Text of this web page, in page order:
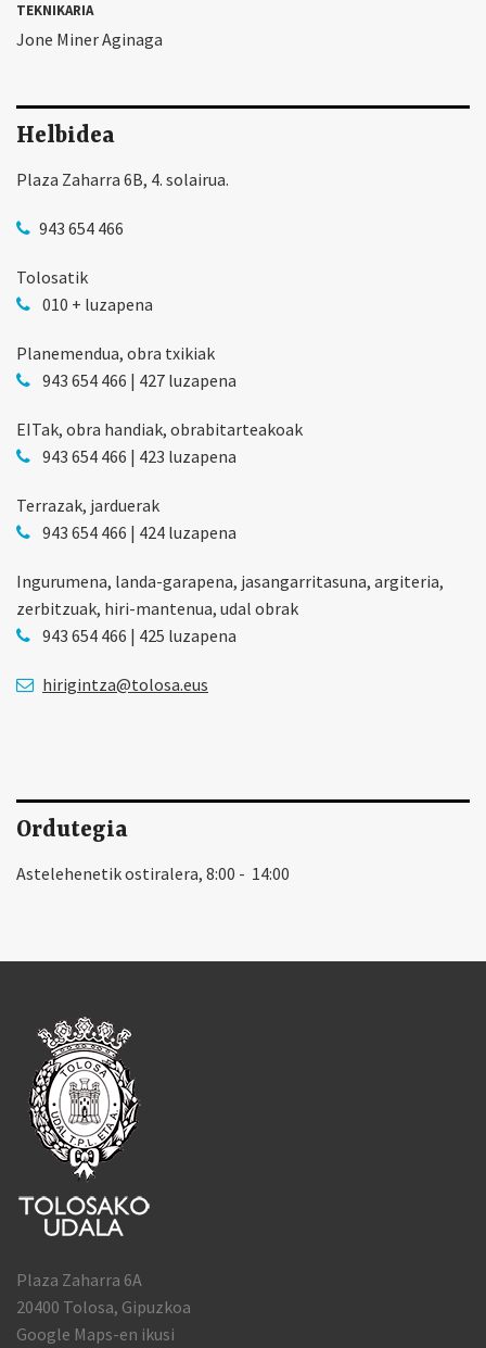
TEKNIKARIA
Jone Miner Aginaga
Helbidea
Plaza Zaharra 6B, 4. solairua.
943 654 466
Tolosatik
010 + luzapena
Planemendua, obra txikiak
943 654 466 | 427 luzapena
EITak, obra handiak, obrabitarteakoak
943 654 466 | 423 luzapena
Terrazak, jarduerak
943 654 466 | 424 luzapena
Ingurumena, landa-garapena, jasangarritasuna, argiteria,
zerbitzuak, hiri-mantenua, udal obrak
943 654 466 | 425 luzapena
hirigintza@tolosa.eus
Ordutegia
Astelehenetik ostiralera, 8:00 - 14:00
Plaza Zaharra 6A
20400 Tolosa, Gipuzkoa
Google Maps-en ikusi